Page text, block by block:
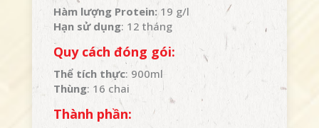
Hàm lượng Protein:19 g/l
Hạn sử dụng: 12 tháng
Quy cách đóng gói:
Thể tích thực: 900ml
Thùng: 16 chai
Thành phần: